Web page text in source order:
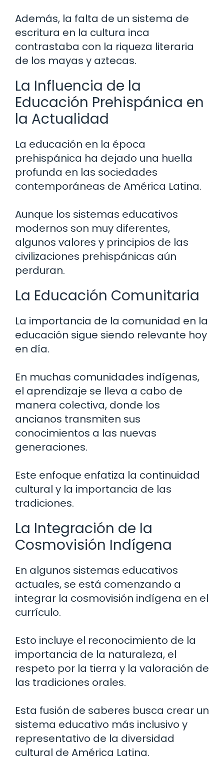
Además, la falta de un sistema de
escritura en la cultura inca
contrastaba con la riqueza literaria
de los mayas y aztecas.
La Influencia de la
Educación Prehispánica en
la Actualidad
La educación en la época
prehispánica ha dejado una huella
profunda en las sociedades
contemporáneas de América Latina.
Aunque los sistemas educativos
modernos son muy diferentes,
algunos valores y principios de las
civilizaciones prehispánicas aún
perduran.
La Educación Comunitaria
La importancia de la comunidad en la
educación sigue siendo relevante hoy
en día.
En muchas comunidades indígenas,
el aprendizaje se lleva a cabo de
manera colectiva, donde los
ancianos transmiten sus
conocimientos a las nuevas
generaciones.
Este enfoque enfatiza la continuidad
cultural y la importancia de las
tradiciones.
La Integración de la
Cosmovisión Indígena
En algunos sistemas educativos
actuales, se está comenzando a
integrar la cosmovisión indígena en el
currículo.
Esto incluye el reconocimiento de la
importancia de la naturaleza, el
respeto por la tierra y la valoración de
las tradiciones orales.
Esta fusión de saberes busca crear un
sistema educativo más inclusivo y
representativo de la diversidad
cultural de América Latina.